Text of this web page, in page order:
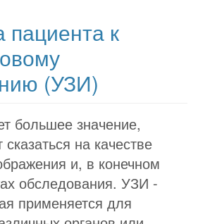
пациента к
(УЗИ)
большее значение,
на качестве
и, в конечном
обследования. УЗИ -
применяется для